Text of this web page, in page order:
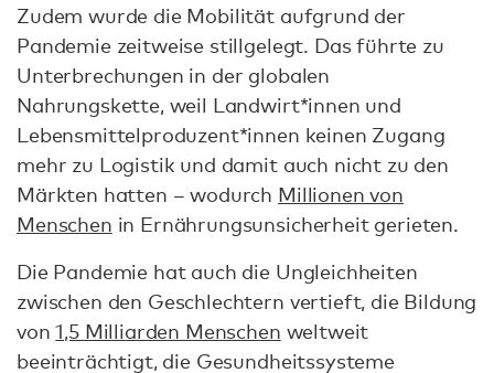
Zudem wurde die Mobilität aufgrund der
Pandemie zeitweise stillgelegt. Das führte zu
Unterbrechungen in der globalen
Nahrungskette, weil Landwirt*innen und
Lebensmittelproduzent*innen keinen Zugang
mehr zu Logistik und damit auch nicht zu den
Märkten hatten – wodurch Millionen von
Menschen in Ernährungsunsicherheit gerieten.
Die Pandemie hat auch die Ungleichheiten
zwischen den Geschlechtern vertieft, die Bildung
von1,5 Milliarden Menschen weltweit
beeinträchtigt, die Gesundheitssysteme